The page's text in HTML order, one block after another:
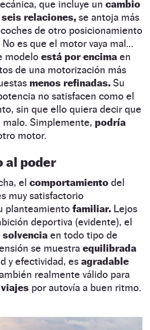
que incluye un cambio
relaciones, se antoja más
de otro posicionamiento
es que el motor vaya mal…
modelo está por encima en
de una motorización más
menos refinadas. Su
no satisfacen como el
sin que ello quiera decir que
Simplemente, podría
motor.
al poder
el comportamiento del
muy satisfactorio
planteamiento familiar. Lejos
deportiva (evidente), el
solvencia en todo tipo de
se muestra equilibrada
y efectividad, es agradable
realmente válido para
por autovía a buen ritmo.